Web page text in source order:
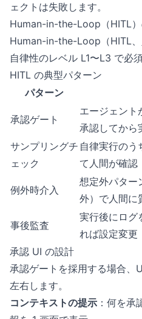
ェクトは失敗します。
Human-in-the-Loop（HITL
Human-in-the-Loop（HITL、
自律性のレベル L1〜L3 で必
HITL の典型パターン
パターン
承認ゲート
エージェント
承認してから
サンプリングチ
ェック
自律実行のう
て人間が確認
例外時介入
想定外パター
外）で人間に
事後監査
実行後にログ
れば設定変更
承認 UI の設計
承認ゲートを採用する場合、
左右します。
コンテキストの提示 ：何を承